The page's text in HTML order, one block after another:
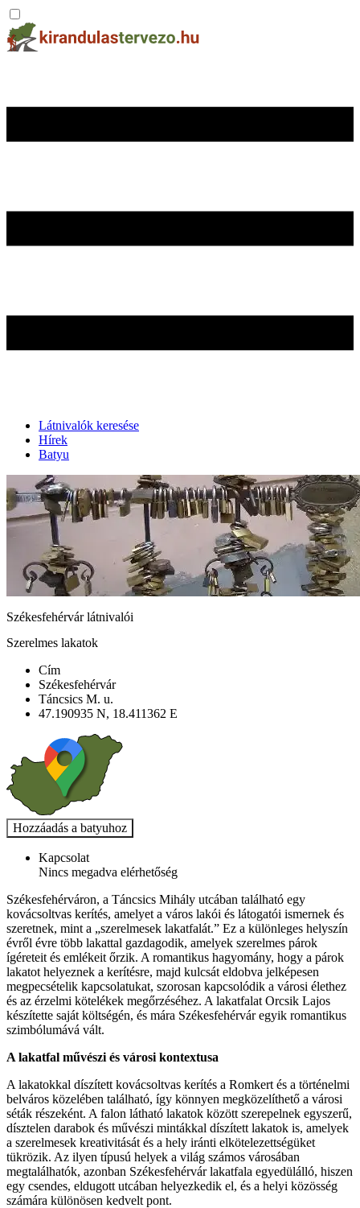
Látnivalók keresése
Hírek
Batyu
Székesfehérvár látnivalói
Szerelmes lakatok
Cím
Székesfehérvár
Táncsics M. u.
47.190935 N, 18.411362 E
Kapcsolat
Nincs megadva elérhetőség
Székesfehérváron, a Táncsics Mihály utcában található egy
kovácsoltvas kerítés, amelyet a város lakói és látogatói ismernek és
szeretnek, mint a „szerelmesek lakatfalát.” Ez a különleges helyszín
évről évre több lakattal gazdagodik, amelyek szerelmes párok
ígéreteit és emlékeit őrzik. A romantikus hagyomány, hogy a párok
lakatot helyeznek a kerítésre, majd kulcsát eldobva jelképesen
megpecsételik kapcsolatukat, szorosan kapcsolódik a városi élethez
és az érzelmi kötelékek megőrzéséhez. A lakatfalat Orcsik Lajos
készítette saját költségén, és mára Székesfehérvár egyik romantikus
szimbólumává vált.
A lakatfal művészi és városi kontextusa
A lakatokkal díszített kovácsoltvas kerítés a Romkert és a történelmi
belváros közelében található, így könnyen megközelíthető a városi
séták részeként. A falon látható lakatok között szerepelnek egyszerű,
dísztelen darabok és művészi mintákkal díszített lakatok is, amelyek
a szerelmesek kreativitását és a hely iránti elkötelezettségüket
tükrözik. Az ilyen típusú helyek a világ számos városában
megtalálhatók, azonban Székesfehérvár lakatfala egyedülálló, hiszen
egy csendes, eldugott utcában helyezkedik el, és a helyi közösség
számára különösen kedvelt pont.